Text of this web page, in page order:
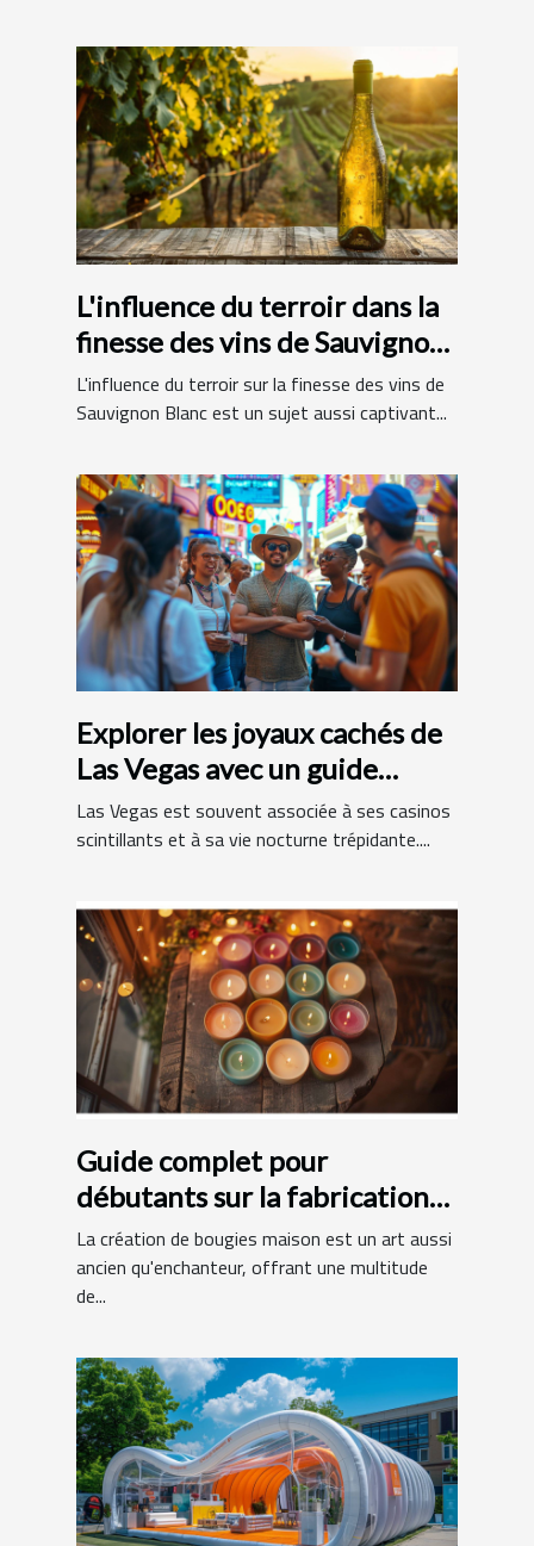
L'influence du terroir dans la
finesse des vins de Sauvignon
Blanc
L'influence du terroir sur la finesse des vins de
Sauvignon Blanc est un sujet aussi captivant...
Explorer les joyaux cachés de
Las Vegas avec un guide
francophone
Las Vegas est souvent associée à ses casinos
scintillants et à sa vie nocturne trépidante....
Guide complet pour
débutants sur la fabrication
de bougies maison
La création de bougies maison est un art aussi
ancien qu'enchanteur, offrant une multitude
de...